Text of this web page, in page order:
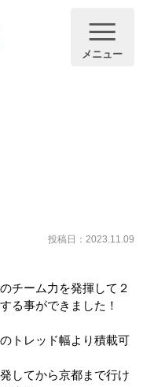
メニュー
投稿日：2023.11.09
チーム力を発揮して２
る事ができました！
トレッド幅より積載可
してから京都まで行け